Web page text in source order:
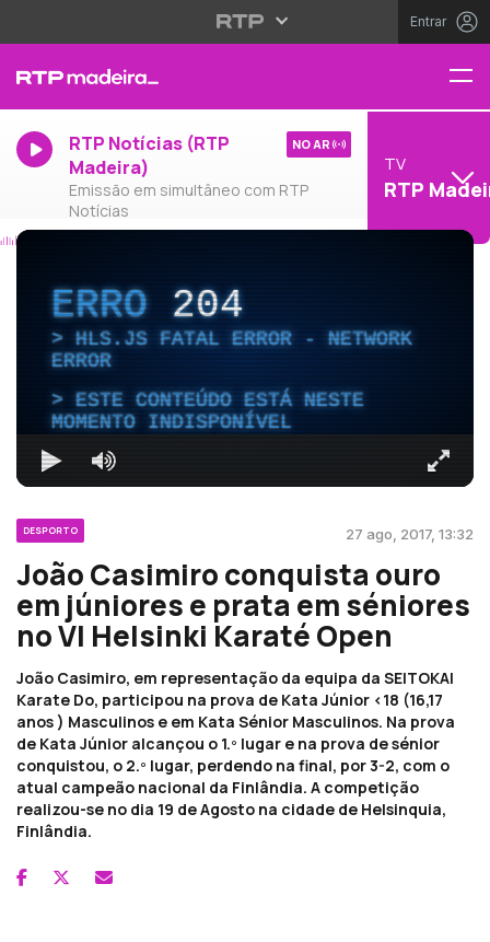
Entrar
RTP Notícias (RTP
Madeira)
Emissão em simultâneo com RTP
Notícias
NO AR
TV
RTP
ERRO204
HLS.JS FATAL ERROR - NETWORK
ERROR
ESTE CONTEÚDO ESTÁ NESTE
MOMENTO INDISPONÍVEL
DESPORTO 27 ago, 2017, 13:32
João Casimiro conquista ouro
em júniores e prata em séniores
no VI Helsinki Karaté Open
João Casimiro, em representação da equipa da SEITOKAI
Karate Do, participou na prova de Kata Júnior <18 (16,17
anos ) Masculinos e em Kata Sénior Masculinos. Na prova
de Kata Júnior alcançou o 1.º lugar e na prova de sénior
conquistou, o 2.º lugar, perdendo na final, por 3-2, com o
atual campeão nacional da Finlândia. A competição
realizou-se no dia 19 de Agosto na cidade de Helsinquia,
Finlândia.